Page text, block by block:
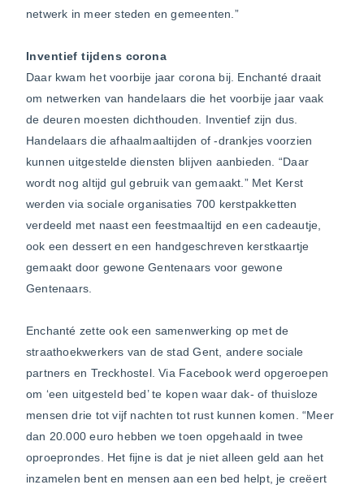
netwerk in meer steden en gemeenten.”
Inventief tijdens corona
Daar kwam het voorbije jaar corona bij. Enchanté draait
om netwerken van handelaars die het voorbije jaar vaak
de deuren moesten dichthouden. Inventief zijn dus.
Handelaars die afhaalmaaltijden of -drankjes voorzien
kunnen uitgestelde diensten blijven aanbieden. “Daar
wordt nog altijd gul gebruik van gemaakt.” Met Kerst
werden via sociale organisaties 700 kerstpakketten
verdeeld met naast een feestmaaltijd en een cadeautje,
ook een dessert en een handgeschreven kerstkaartje
gemaakt door gewone Gentenaars voor gewone
Gentenaars.
Enchanté zette ook een samenwerking op met de
straathoekwerkers van de stad Gent, andere sociale
partners en Treckhostel. Via Facebook werd opgeroepen
om ‘een uitgesteld bed’ te kopen waar dak- of thuisloze
mensen drie tot vijf nachten tot rust kunnen komen. “Meer
dan 20.000 euro hebben we toen opgehaald in twee
oproeprondes. Het fijne is dat je niet alleen geld aan het
inzamelen bent en mensen aan een bed helpt, je creëert